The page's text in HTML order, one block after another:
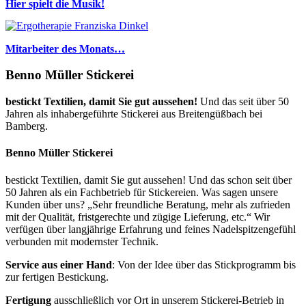
Hier spielt die Musik!
Mitarbeiter des Monats…
Benno Müller Stickerei
bestickt Textilien, damit Sie gut aussehen! Und das seit über 50
Jahren als inhabergeführte Stickerei aus Breitengüßbach bei
Bamberg.
Benno Müller Stickerei
bestickt Textilien, damit Sie gut aussehen! Und das schon seit über
50 Jahren als ein Fachbetrieb für Stickereien. Was sagen unsere
Kunden über uns? „Sehr freundliche Beratung, mehr als zufrieden
mit der Qualität, fristgerechte und zügige Lieferung, etc.“ Wir
verfügen über langjährige Erfahrung und feines Nadelspitzengefühl
verbunden mit modernster Technik.
Service aus einer Hand: Von der Idee über das Stickprogramm bis
zur fertigen Bestickung.
Fertigung ausschließlich vor Ort in unserem Stickerei-Betrieb in